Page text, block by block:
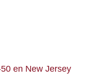
en New Jersey